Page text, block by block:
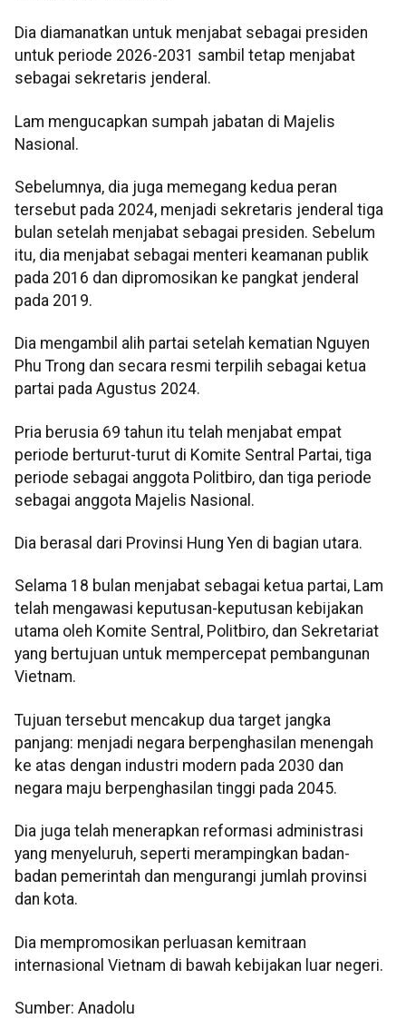
Dia diamanatkan untuk menjabat sebagai presiden
untuk periode 2026-2031 sambil tetap menjabat
sebagai sekretaris jenderal.
Lam mengucapkan sumpah jabatan di Majelis
Nasional.
Sebelumnya, dia juga memegang kedua peran
tersebut pada 2024, menjadi sekretaris jenderal tiga
bulan setelah menjabat sebagai presiden. Sebelum
itu, dia menjabat sebagai menteri keamanan publik
pada 2016 dan dipromosikan ke pangkat jenderal
pada 2019.
Dia mengambil alih partai setelah kematian Nguyen
Phu Trong dan secara resmi terpilih sebagai ketua
partai pada Agustus 2024.
Pria berusia 69 tahun itu telah menjabat empat
periode berturut-turut di Komite Sentral Partai, tiga
periode sebagai anggota Politbiro, dan tiga periode
sebagai anggota Majelis Nasional.
Dia berasal dari Provinsi Hung Yen di bagian utara.
Selama 18 bulan menjabat sebagai ketua partai, Lam
telah mengawasi keputusan-keputusan kebijakan
utama oleh Komite Sentral, Politbiro, dan Sekretariat
yang bertujuan untuk mempercepat pembangunan
Vietnam.
Tujuan tersebut mencakup dua target jangka
panjang: menjadi negara berpenghasilan menengah
ke atas dengan industri modern pada 2030 dan
negara maju berpenghasilan tinggi pada 2045.
Dia juga telah menerapkan reformasi administrasi
yang menyeluruh, seperti merampingkan badan-
badan pemerintah dan mengurangi jumlah provinsi
dan kota.
Dia mempromosikan perluasan kemitraan
internasional Vietnam di bawah kebijakan luar negeri.
Sumber: Anadolu